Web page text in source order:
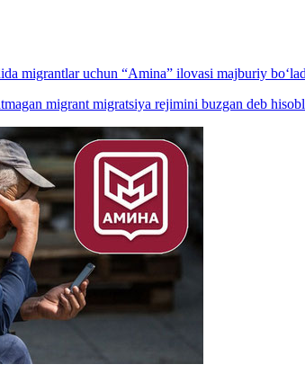
migrantlar uchun “Amina” ilovasi majburiy
migrant migratsiya rejimini buzgan deb